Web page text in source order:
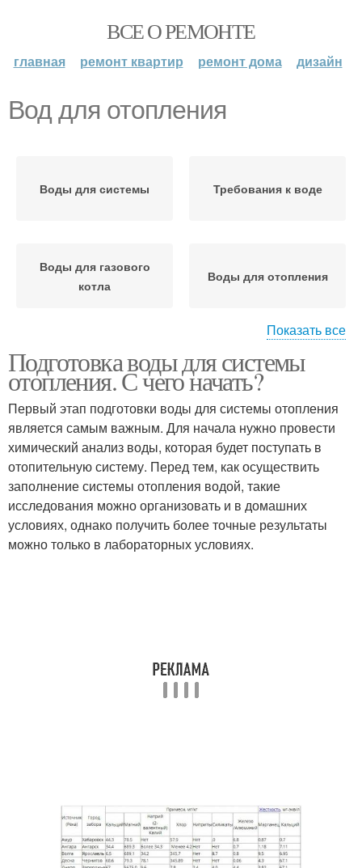
ВСЕ О РЕМОНТЕ
главная ремонт квартир ремонт дома дизайн
Вод для отопления
Воды для системы Требования к воде
Воды для газового
котла
Воды для отопления
Вод в систему Воды в системе
Показать все
Подготовка воды для системы
отопления. С чего начать?
Первый этап подготовки воды для системы отопления
является самым важным. Для начала нужно провести
химический анализ воды, которая будет поступать в
отопительную систему. Перед тем, как осуществить
заполнение системы отопления водой, такие
исследования можно организовать и в домашних
условиях, однако получить более точные результаты
можно только в лабораторных условиях.